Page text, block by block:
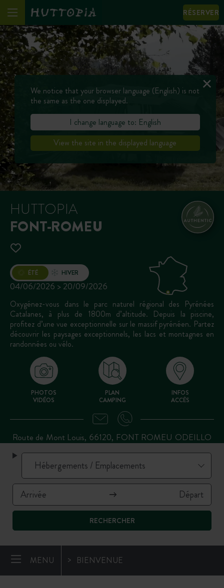
RÉSERVER
RECHERCHER
HUTTOPIA
FONT-ROMEU
Ouverture
04/06/2026 > 20/09/2026
HIVER
ÉTÉ
Oxygénez-vous dans le parc naturel régional des Pyrénées
Catalanes, à plus de 1800m d’altitude. Depuis la piscine,
profitez d’une vue exceptionnelle sur le massif pyrénéen. Partez
découvrir les paysages exceptionnels, les lacs et montagnes en
randonnées ou vélo.
PHOTOS
VIDÉOS
PLAN
CAMPING
INFOS
ACCÈS
Route de Mont Louis, 66120, FONT ROMEU ODEILLO
MENU BIENVENUE
We notice that your browser language (English) is not
the same as the one displayed.
I change language to: English
View the site in the displayed language